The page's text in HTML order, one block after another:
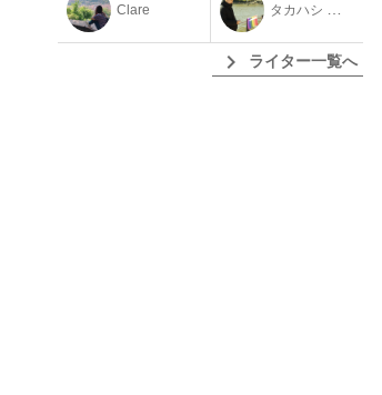
Clare タカハシ タカシ
chevron_right ライター一覧へ